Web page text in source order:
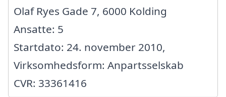
Olaf Ryes Gade 7, 6000 Kolding
Ansatte: 5
Startdato: 24. november 2010,
Virksomhedsform: Anpartsselskab
CVR: 33361416